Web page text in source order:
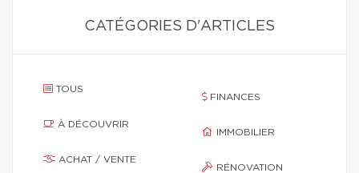
CATÉGORIES D'ARTICLES
TOUS
À DÉCOUVRIR
ACHAT / VENTE
FINANCES
IMMOBILIER
RÉNOVATION